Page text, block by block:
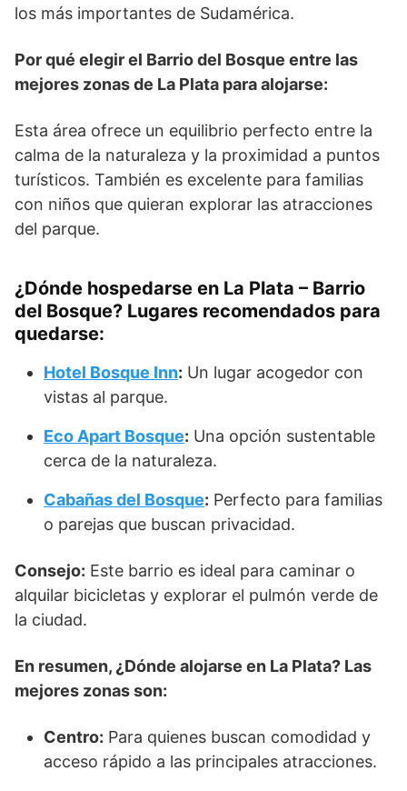
los más importantes de Sudamérica.
Por qué elegir el Barrio del Bosque entre las
mejores zonas de La Plata para alojarse:
Esta área ofrece un equilibrio perfecto entre la
calma de la naturaleza y la proximidad a puntos
turísticos. También es excelente para familias
con niños que quieran explorar las atracciones
del parque.
¿Dónde hospedarse en La Plata – Barrio
del Bosque? Lugares recomendados para
quedarse:
Hotel Bosque Inn: Un lugar acogedor con
vistas al parque.
Eco Apart Bosque: Una opción sustentable
cerca de la naturaleza.
Cabañas del Bosque: Perfecto para familias
o parejas que buscan privacidad.
Consejo: Este barrio es ideal para caminar o
alquilar bicicletas y explorar el pulmón verde de
la ciudad.
En resumen, ¿Dónde alojarse en La Plata? Las
mejores zonas son:
Centro: Para quienes buscan comodidad y
acceso rápido a las principales atracciones.